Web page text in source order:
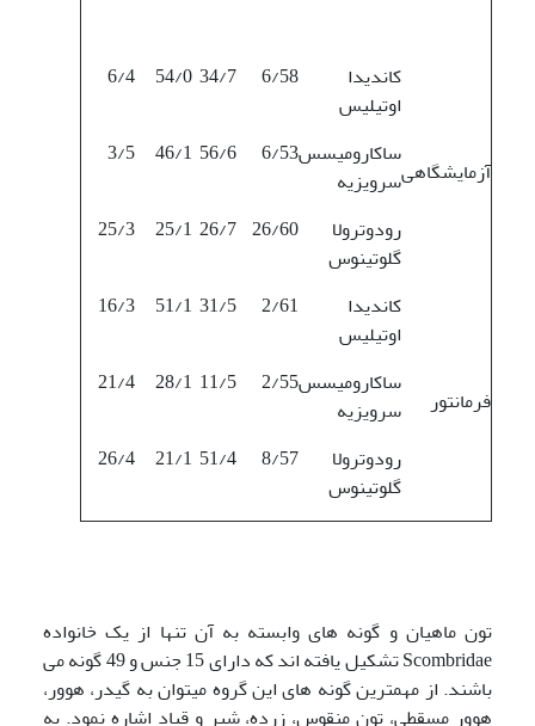
آزمایشگاهی
کاندیدا
اوتیلیس
6/58
34/7
54/0
6/4
ساکارومیسس
سرویزیه
6/53
56/6
46/1
3/5
رودوترولا
گلوتینوس
26/60
26/7
25/1
25/3
فرمانتور
کاندیدا
اوتیلیس
2/61
31/5
51/1
16/3
ساکارومیسس
سرویزیه
2/55
11/5
28/1
21/4
رودوترولا
گلوتینوس
8/57
51/4
21/1
26/4
تون ماهیان و گونه های وابسته به آن تنها از یک خانواده
Scombridae تشکیل یافته اند که دارای 15 جنس و 49 گونه می
باشند. از مهمترین گونه های این گروه میتوان به گیدر، هوور،
هوور مسقطی، تون منقوس، زرده، شیر و قباد اشاره نمود. به